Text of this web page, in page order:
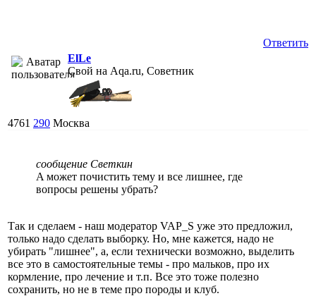
Ответить
ElLe
Свой на Aqa.ru, Советник
4761 290 Москва
сообщение Светкин
A может почистить тему и все лишнее, где
вопросы решены убрать?
Так и сделаем - наш модератор VAP_S уже это предложил,
только надо сделать выборку. Но, мне кажется, надо не
убирать "лишнее", а, если технически возможно, выделить
все это в самостоятельные темы - про мальков, про их
кормление, про лечение и т.п. Все это тоже полезно
сохранить, но не в теме про породы и клуб.